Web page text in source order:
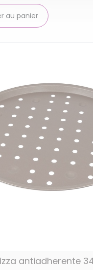
au panier
antiadherente